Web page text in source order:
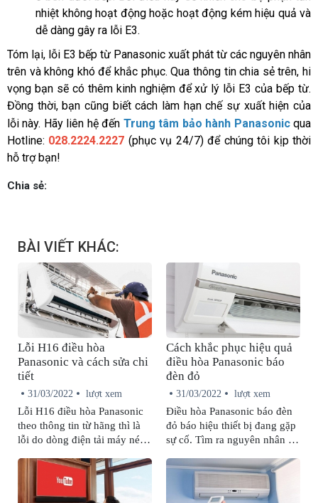
nhiệt không hoạt động hoặc hoạt động kém hiệu quả và
dễ dàng gây ra lỗi E3.
Tóm lại, lỗi E3 bếp từ Panasonic xuất phát từ các nguyên nhân
trên và không khó để khắc phục. Qua thông tin chia sẻ trên, hi
vọng bạn sẽ có thêm kinh nghiệm để xử lý lỗi E3 của bếp từ.
Đồng thời, bạn cũng biết cách làm hạn chế sự xuất hiện của
lỗi này. Hãy liên hệ đến Trung tâm bảo hành Panasonic qua
Hotline: 028.2224.2227 (phục vụ 24/7) để chúng tôi kịp thời
hỗ trợ bạn!
Chia sẻ:
BÀI VIẾT KHÁC:
Lỗi H16 điều hòa
Panasonic và cách sửa chi
tiết
31/03/2022
lượt xem
Lỗi H16 điều hòa Panasonic
theo thông tin từ hãng thì là
lỗi do dòng điện tải máy nén
nhân gây ra lỗi này cũng như
cách sửa chữa sẽ được bảo
hành Panasonic cập nhật
Cách khắc phục hiệu quả
điều hòa Panasonic báo
đèn đỏ
31/03/2022
lượt xem
Điều hòa Panasonic báo đèn
đỏ báo hiệu thiết bị đang gặp
sự cố. Tìm ra nguyên nhân sẽ
phù hợp.